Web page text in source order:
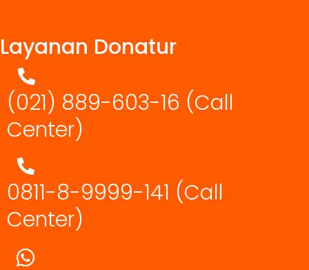
Layanan Donatur
(021) 889-603-16 (Call
Center)
0811-8-9999-141 (Call
Center)